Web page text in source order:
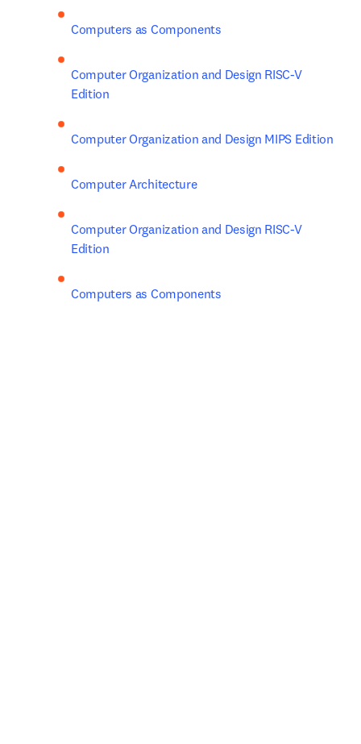
Computers as Components
Computer Organization and Design RISC-V
Edition
Computer Organization and Design MIPS Edition
Computer Architecture
Computer Organization and Design RISC-V
Edition
Computers as Components